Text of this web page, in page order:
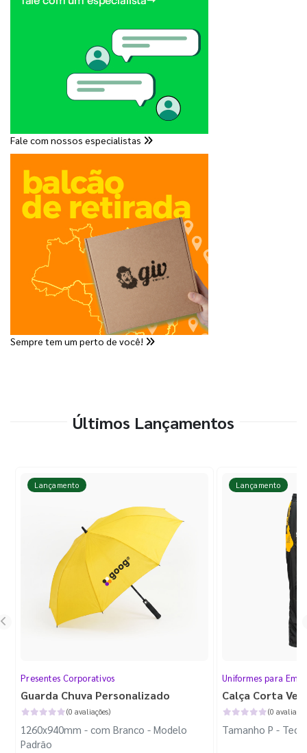
Fale com nossos especialistas
Sempre tem um perto de você!
Últimos Lançamentos
Lançamento
Presentes Corporativos
Guarda Chuva Personalizado
(0 avaliações)
1260x940mm - com Branco - Modelo
Padrão
Lançamento
Uniformes para
Calça Corta
(0
Tamanho P -